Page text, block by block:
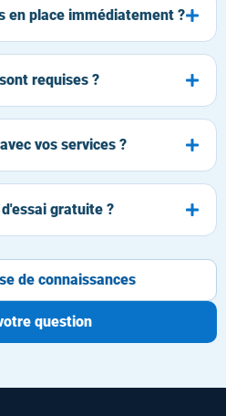
en place immédiatement ?
requises ?
vos services ?
gratuite ?
de connaissances
question